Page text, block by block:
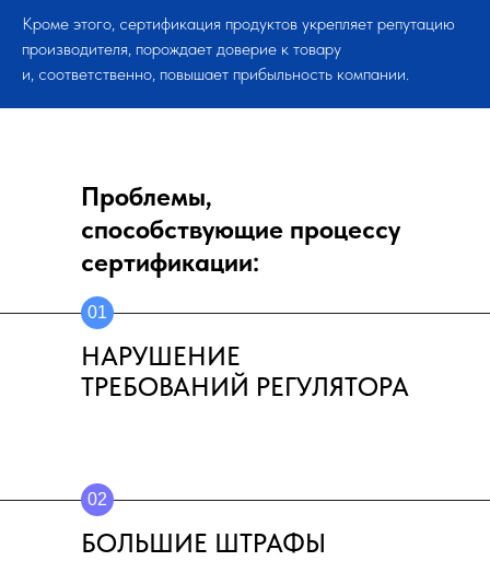
Кроме этого, сертификация продуктов укрепляет репутацию
производителя, порождает доверие к товару
и, соответственно, повышает прибыльность компании.
Проблемы,
способствующие процессу
сертификации:
НАРУШЕНИЕ
ТРЕБОВАНИЙ РЕГУЛЯТОРА
01
02
БОЛЬШИЕ ШТРАФЫ